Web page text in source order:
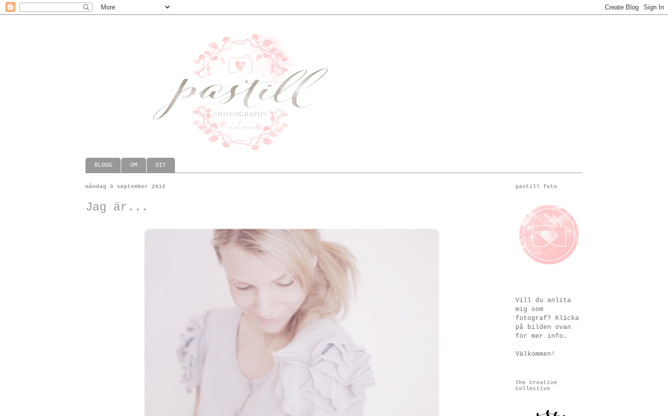
BLOGG OM DIY
måndag 3 september 2012
Jag är...
pastill foto
Vill du anlita
mig som
fotograf? Klicka
på bilden ovan
för mer info.
Välkommen!
The Creative
Collective